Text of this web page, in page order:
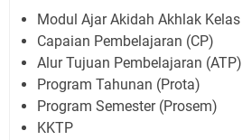
Modul Ajar Akidah Akhlak
Capaian Pembelajaran (CP)
Alur Tujuan Pembelajaran (ATP)
Program Tahunan (Prota)
Program Semester (Prosem)
KKTP